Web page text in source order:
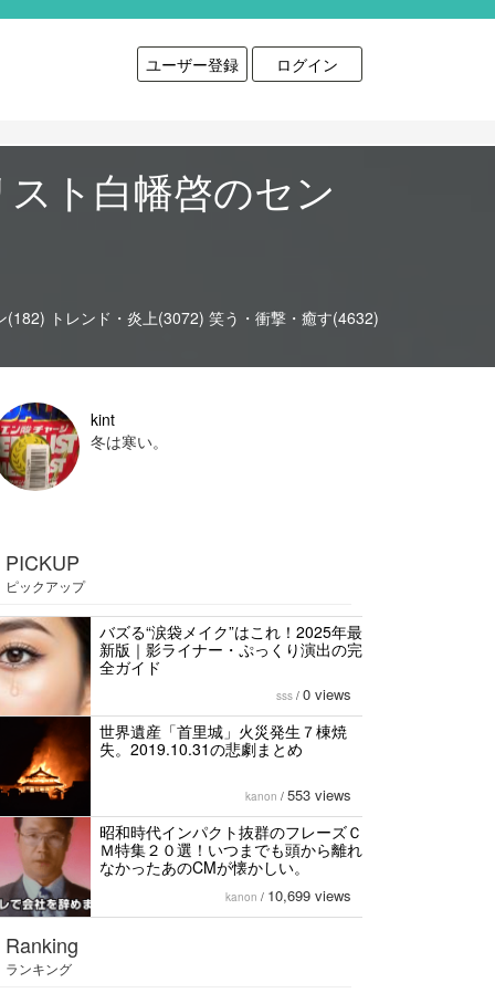
ユーザー登録 ログイン
ト白幡啓のセン
(182) トレンド・炎上(3072) 笑う・衝撃・癒す(4632)
kint
冬は寒い。
PICKUP
ピックアップ
バズる“涙袋メイク”はこれ！2025年最
新版｜影ライナー・ぷっくり演出の完
全ガイド
sss / 0 views
世界遺産「首里城」火災発生７棟焼
失。2019.10.31の悲劇まとめ
kanon / 553 views
昭和時代インパクト抜群のフレーズＣ
Ｍ特集２０選！いつまでも頭から離れ
なかったあのCMが懐かしい。
kanon / 10,699 views
Ranking
ランキング